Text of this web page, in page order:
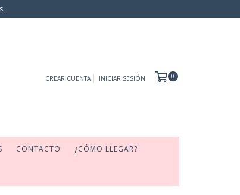
CREAR CUENTA INICIAR SESIÓN 0
CONTACTO ¿CÓMO LLEGAR?